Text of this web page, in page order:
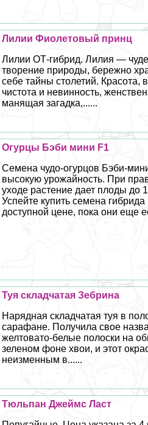
Лилии Фиолетовый принц
Лилии ОТ-гибрид. Лилия —
творение природы, бережно
себе тайны столетий. Красота,
чистота и невинность,
манящая загадка,......
Огурцы Бэби мини F1
Семена чудо-огурцов Бэби-
высокую урожайность. При
уходе растение дает плоды до
Успейте купить семена гибрида
доступной цене, пока они еще
Туя складчатая Зебрина
Нарядная складчатая туя в
сарафане. Получила свое
желтовато-белые полоски на
зеленом фоне хвои, и этот
неизменным в......
Тюльпан Джеймс Ласт